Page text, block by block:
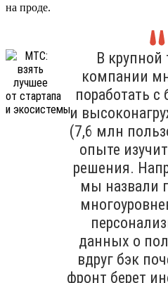
на проде.
В крупной
компании
поработать
и
(7,6 млн
опыте
решения.
мы назвали
данных о
вдруг бэк
фронт берет